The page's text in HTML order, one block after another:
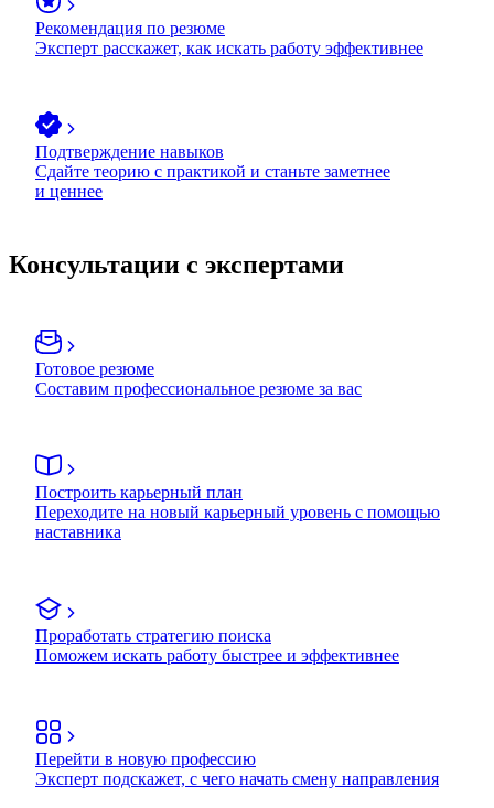
Рекомендация по резюме
Эксперт расскажет, как искать работу эффективнее
Подтверждение навыков
Сдайте теорию с практикой и станьте заметнее
и ценнее
Консультации с экспертами
Готовое резюме
Составим профессиональное резюме за вас
Построить карьерный план
Переходите на новый карьерный уровень с помощью
наставника
Проработать стратегию поиска
Поможем искать работу быстрее и эффективнее
Перейти в новую профессию
Эксперт подскажет, с чего начать смену направления